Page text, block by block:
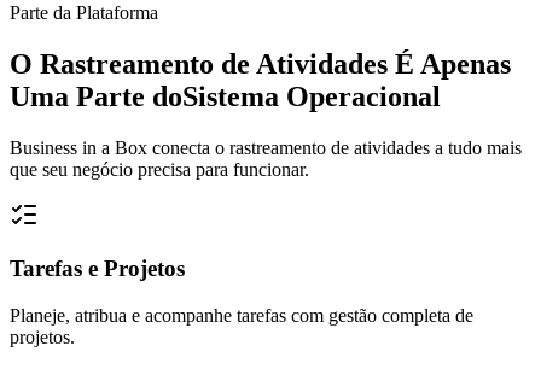
Parte da Plataforma
O Rastreamento de Atividades É Apenas
Uma Parte doSistema Operacional
Business in a Box conecta o rastreamento de atividades a tudo mais
que seu negócio precisa para funcionar.
Tarefas e Projetos
Planeje, atribua e acompanhe tarefas com gestão completa de
projetos.